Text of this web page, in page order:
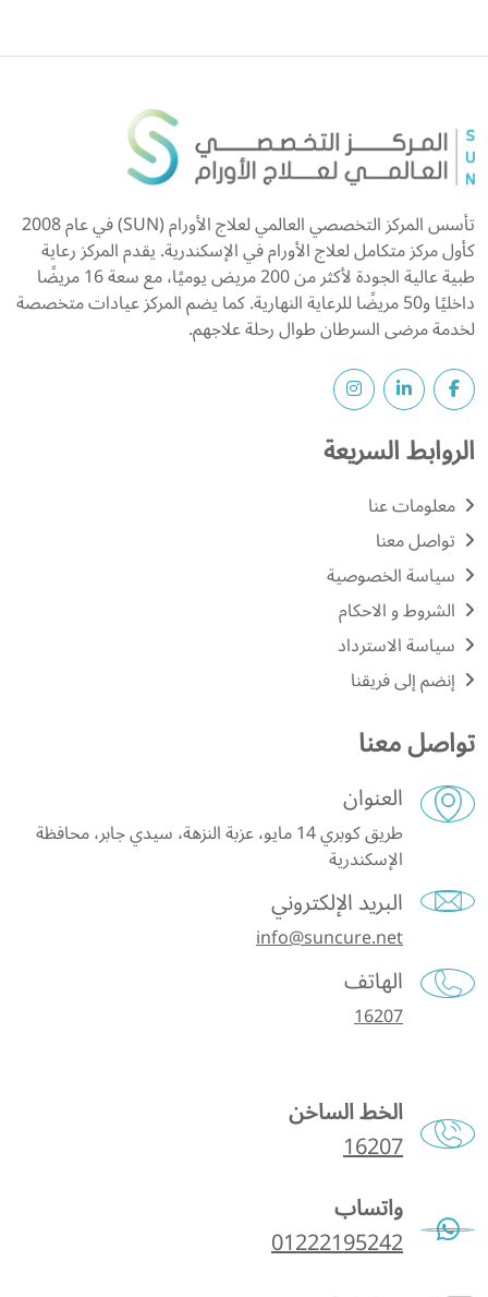
تأسس المركز التخصصي العالمي لعلاج الأورام (SUN) في عام 2008
كأول مركز متكامل لعلاج الأورام في الإسكندرية. يقدم المركز رعاية
طبية عالية الجودة لأكثر من 200 مريض يوميًا، مع سعة 16 مريضًا
داخليًا و50 مريضًا للرعاية النهارية. كما يضم المركز عيادات متخصصة
لخدمة مرضى السرطان طوال رحلة علاجهم.
الروابط السريعة
معلومات عنا
تواصل معنا
سياسة الخصوصية
الشروط و الاحكام
سياسة الاسترداد
إنضم إلى فريقنا
تواصل معنا
العنوان
طريق كوبري 14 مايو، عزبة النزهة، سيدي جابر، محافظة
الإسكندرية
البريد الإلكتروني
info@suncure.net
الهاتف
16207
الخط الساخن
16207
واتساب
01222195242